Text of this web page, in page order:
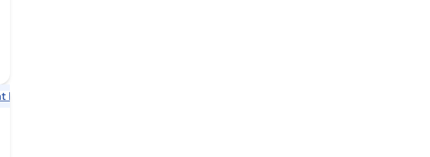
Fasilitas Kesehatan